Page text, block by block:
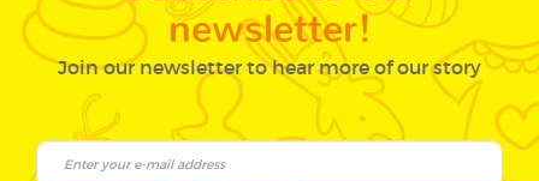
newsletter!
Join our newsletter to hear more of our story